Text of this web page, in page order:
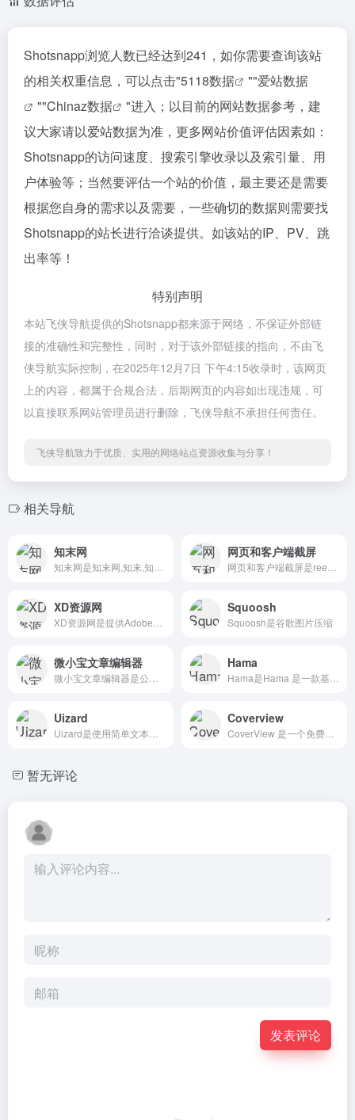
Shotsnapp浏览人数已经达到241，如你需要查询该站
的相关权重信息，可以点击"5118数据 ""爱站数据
""Chinaz数据
"进入；以目前的网站数据参考，建
议大家请以爱站数据为准，更多网站价值评估因素如：
Shotsnapp的访问速度、搜索引擎收录以及索引量、用
户体验等；当然要评估一个站的价值，最主要还是需要
根据您自身的需求以及需要，一些确切的数据则需要找
Shotsnapp的站长进行洽谈提供。如该站的IP、PV、跳
出率等！
特别声明
本站飞侠导航提供的Shotsnapp都来源于网络，不保证外部链
接的准确性和完整性，同时，对于该外部链接的指向，不由飞
侠导航实际控制，在2025年12月7日 下午4:15收录时，该网页
上的内容，都属于合规合法，后期网页的内容如出现违规，可
以直接联系网站管理员进行删除，飞侠导航不承担任何责任。
飞侠导航致力于优质、实用的网络站点资源收集与分享！
相关导航
知末网 网页和客户端截屏
XD资源网 Squoosh
Squoosh是谷歌图片压缩
微小宝文章编辑器 Hama
Uizard Coverview
暂无评论
发表评论